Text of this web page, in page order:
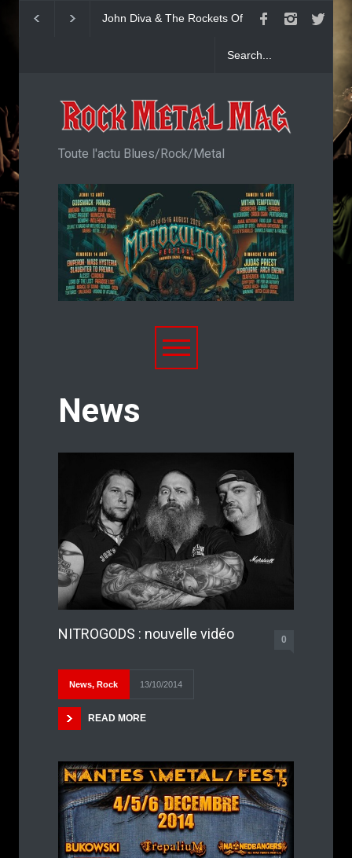
Yngwie Malmsteen : Single
KAI HANSEN :
Welcome To Life
Toute l'actu Blues/Rock/Metal
News
NITROGODS : nouvelle vidéo 0
News, Rock 13/10/2014
READ MORE